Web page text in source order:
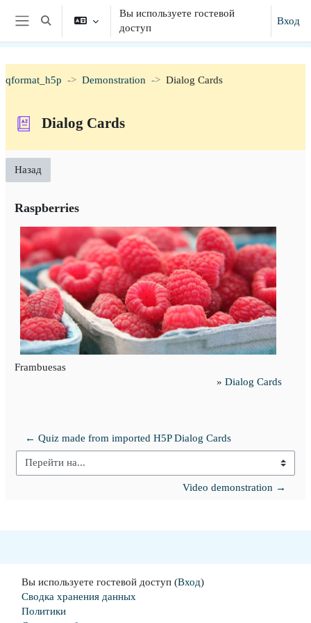
Перейти к основному содержанию
Боковая панель
Изменить данные поисковой строки
Вы используете гостевой
доступ
Вход
qformat_h5p Demonstration Dialog Cards
Dialog Cards
Назад
Raspberries
Frambuesas
» Dialog Cards
← Quiz made from imported H5P Dialog Cards
Перейти на...
Video demonstration →
Вы используете гостевой доступ (Вход)
Сводка хранения данных
Политики